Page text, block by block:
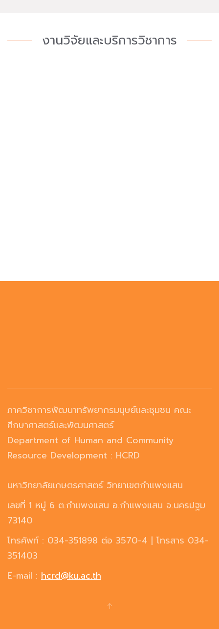
งานวิจัยและบริการวิชาการ
ภาควิชาการพัฒนาทรัพยากรมนุษย์และชุมชน คณะ